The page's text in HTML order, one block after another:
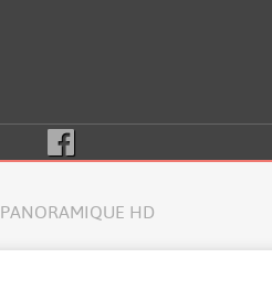
PANORAMIQUE HD